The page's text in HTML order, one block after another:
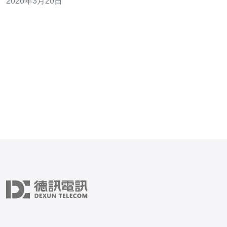
包），做到问题发生前预警。 3. 精华：严格的变更控制、